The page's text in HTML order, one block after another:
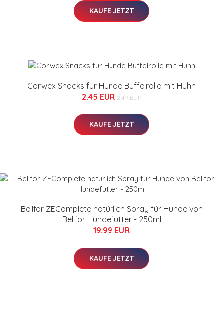
KAUFE JETZT
Corwex Snacks für Hunde Büffelrolle mit Huhn
2.45 EUR 2.49 EUR
KAUFE JETZT
Bellfor ZEComplete natürlich Spray für Hunde von
Bellfor Hundefutter - 250ml
19.99 EUR
KAUFE JETZT